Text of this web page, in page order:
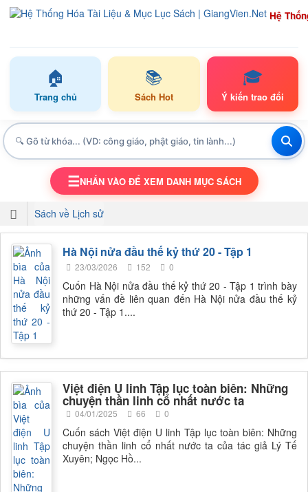
Hệ
🏠
Trang chủ
📚
Sách Hot
🎓
Ý kiến trao đổi
TOGGLE NAVIGATION
☰NHẤN VÀO ĐỂ XEM DANH MỤC SÁCH
Sách về Lịch sử
Hà Nội nửa đầu thế kỷ thứ 20 - Tập 1
23/03/2026 152 0
Cuốn Hà Nội nửa đầu thế kỷ thứ 20 - Tập 1 trình bày
những vấn đề liên quan đến Hà Nội nửa đầu thế kỷ
thứ 20 - Tập 1....
Việt điện U linh Tập lục toàn biên: Những
chuyện thần linh cổ nhất nước ta
04/01/2025 66 0
Cuốn sách Việt điện U linh Tập lục toàn biên: Những
chuyện thần linh cổ nhất nước ta của tác giả Lý Tế
Xuyên; Ngọc Hồ...